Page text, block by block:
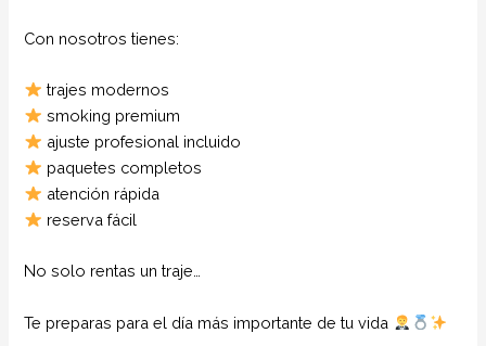
Con nosotros tienes:
trajes modernos
smoking premium
ajuste profesional incluido
paquetes completos
atención rápida
reserva fácil
No solo rentas un traje…
Te preparas para el día más importante de tu vida